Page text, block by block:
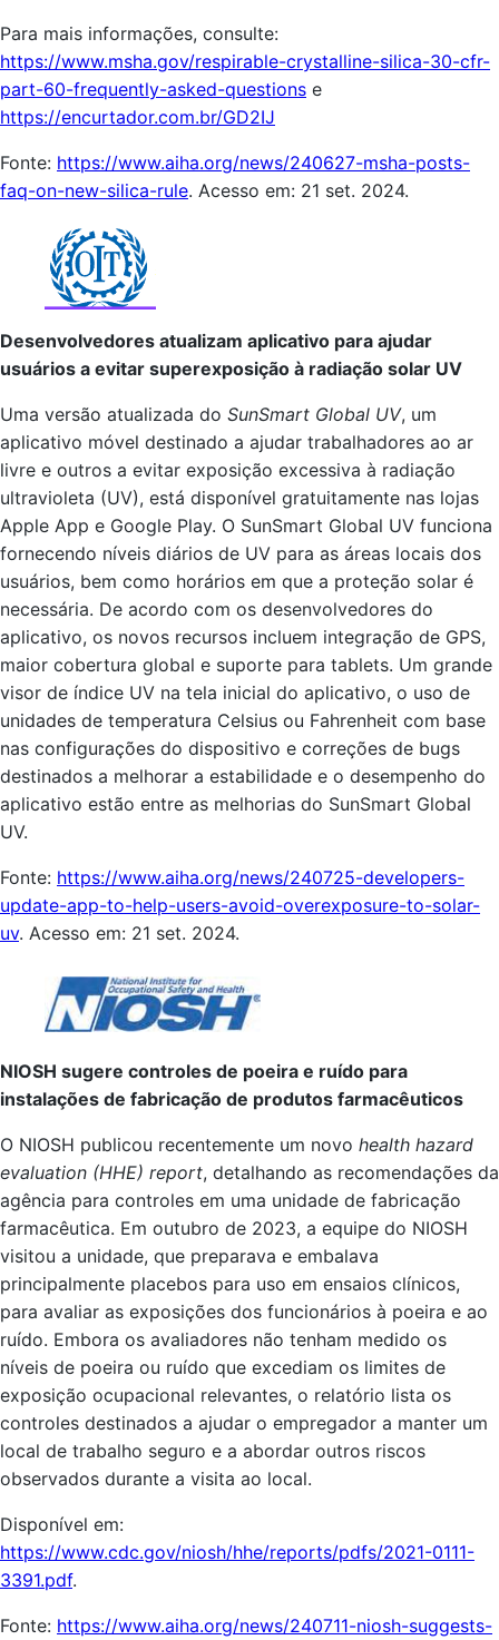
Para mais informações, consulte:
https://www.msha.gov/respirable-crystalline-silica-30-cfr-
part-60-frequently-asked-questions e
https://encurtador.com.br/GD2IJ
Fonte: https://www.aiha.org/news/240627-msha-posts-
faq-on-new-silica-rule. Acesso em: 21 set. 2024.
Desenvolvedores atualizam aplicativo para ajudar
usuários a evitar superexposição à radiação solar UV
Uma versão atualizada do SunSmart Global UV, um
aplicativo móvel destinado a ajudar trabalhadores ao ar
livre e outros a evitar exposição excessiva à radiação
ultravioleta (UV), está disponível gratuitamente nas lojas
Apple App e Google Play. O SunSmart Global UV funciona
fornecendo níveis diários de UV para as áreas locais dos
usuários, bem como horários em que a proteção solar é
necessária. De acordo com os desenvolvedores do
aplicativo, os novos recursos incluem integração de GPS,
maior cobertura global e suporte para tablets. Um grande
visor de índice UV na tela inicial do aplicativo, o uso de
unidades de temperatura Celsius ou Fahrenheit com base
nas configurações do dispositivo e correções de bugs
destinados a melhorar a estabilidade e o desempenho do
aplicativo estão entre as melhorias do SunSmart Global
UV.
Fonte: https://www.aiha.org/news/240725-developers-
update-app-to-help-users-avoid-overexposure-to-solar-
uv. Acesso em: 21 set. 2024.
NIOSH sugere controles de poeira e ruído para
instalações de fabricação de produtos farmacêuticos
O NIOSH publicou recentemente um novo health hazard
evaluation (HHE) report, detalhando as recomendações da
agência para controles em uma unidade de fabricação
farmacêutica. Em outubro de 2023, a equipe do NIOSH
visitou a unidade, que preparava e embalava
principalmente placebos para uso em ensaios clínicos,
para avaliar as exposições dos funcionários à poeira e ao
ruído. Embora os avaliadores não tenham medido os
níveis de poeira ou ruído que excediam os limites de
exposição ocupacional relevantes, o relatório lista os
controles destinados a ajudar o empregador a manter um
local de trabalho seguro e a abordar outros riscos
observados durante a visita ao local.
Disponível em:
https://www.cdc.gov/niosh/hhe/reports/pdfs/2021-0111-
3391.pdf.
Fonte: https://www.aiha.org/news/240711-niosh-suggests-